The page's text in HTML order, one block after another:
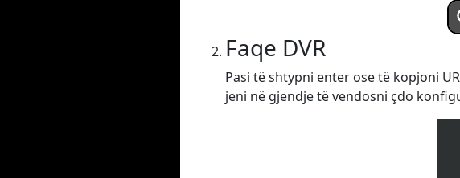
Faqe DVR
Pasi të shtypni enter ose të kopjoni
jeni në gjendje të vendosni çdo